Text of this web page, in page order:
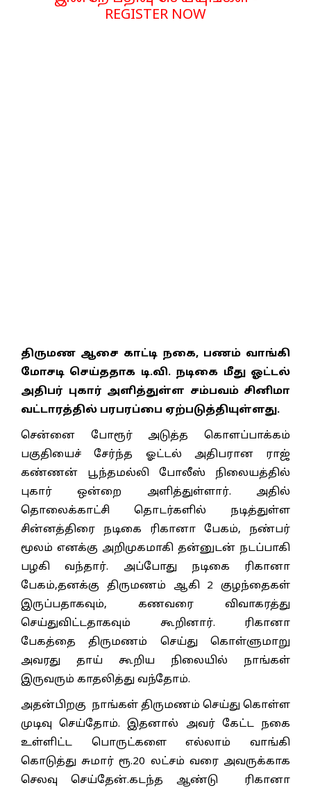
REGISTER NOW
திருமண ஆசை காட்டி நகை, பணம் வாங்கி
மோசடி செய்ததாக டி.வி. நடிகை மீது ஓட்டல்
அதிபர் புகார் அளித்துள்ள சம்பவம் சினிமா
வட்டாரத்தில் பரபரப்பை ஏற்படுத்தியுள்ளது.
சென்னை போரூர் அடுத்த கொளப்பாக்கம்
பகுதியைச் சேர்ந்த ஓட்டல் அதிபரான ராஜ்
கண்ணன் பூந்தமல்லி போலீஸ் நிலையத்தில்
புகார் ஒன்றை அளித்துள்ளார். அதில்
தொலைக்காட்சி தொடர்களில் நடித்துள்ள
சின்னத்திரை நடிகை ரிகானா பேகம், நண்பர்
மூலம் எனக்கு அறிமுகமாகி தன்னுடன் நடப்பாகி
பழகி வந்தார். அப்போது நடிகை ரிகானா
பேகம்,தனக்கு திருமணம் ஆகி 2 குழந்தைகள்
இருப்பதாகவும், கணவரை விவாகரத்து
செய்துவிட்டதாகவும் கூறினார். ரிகானா
பேகத்தை திருமணம் செய்து கொள்ளுமாறு
அவரது தாய் கூறிய நிலையில் நாங்கள்
இருவரும் காதலித்து வந்தோம்.
அதன்பிறகு நாங்கள் திருமணம் செய்து கொள்ள
முடிவு செய்தோம். இதனால் அவர் கேட்ட நகை
உள்ளிட்ட பொருட்களை எல்லாம் வாங்கி
கொடுத்து சுமார் ரூ.20 லட்சம் வரை அவருக்காக
செலவு செய்தேன்.கடந்த ஆண்டு ரிகானா